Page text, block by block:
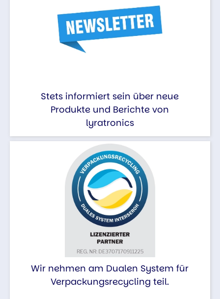
Stets informiert sein über neue
Produkte und Berichte von
lyratronics
Wir nehmen am Dualen System für
Verpackungsrecycling teil.